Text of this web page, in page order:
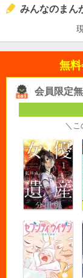
みんなのまん
無
会員限定
＼こ